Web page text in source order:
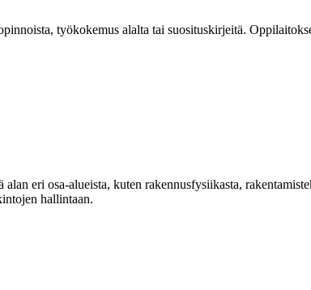
työkokemus alalta tai suosituskirjeitä.
eri osa-alueista, kuten rakennusfysiikasta,
hallintaan.